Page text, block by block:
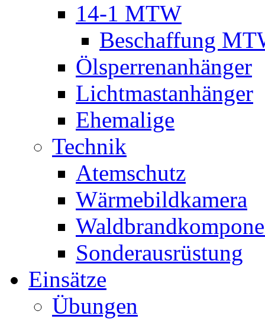
14-1 MTW
Beschaffung
Ölsperrenanhänger
Lichtmastanhänger
Ehemalige
Technik
Atemschutz
Wärmebildkamera
Sonderausrüstung
Einsätze
Übungen